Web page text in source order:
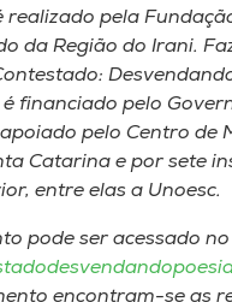
realizado pela
da Região do Irani.
é financiado pelo
pelo Centro de
Catarina e por sete
entre elas a Unoesc.
pode ser acessado
encontram-se as